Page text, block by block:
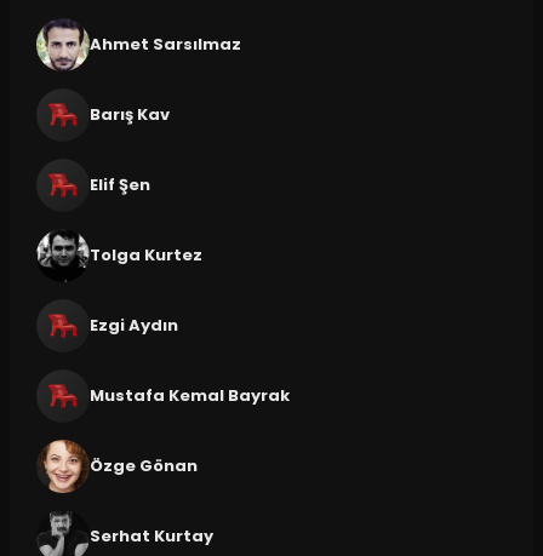
Ahmet Sarsılmaz
Barış Kav
Elif Şen
Tolga Kurtez
Ezgi Aydın
Mustafa Kemal Bayrak
Özge Gönan
Serhat Kurtay